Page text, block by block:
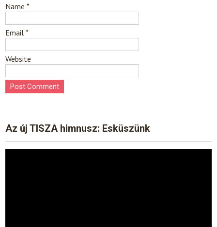
Name*
Email*
Website
Az új TISZA himnusz: Esküszünk